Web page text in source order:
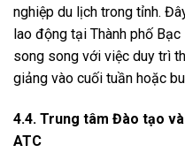
nghiệp du lịch trong tỉnh.
lao động tại Thành phố
song song với việc duy trì
giảng vào cuối tuần hoặc
4.4. Trung tâm Đào tạo
ATC